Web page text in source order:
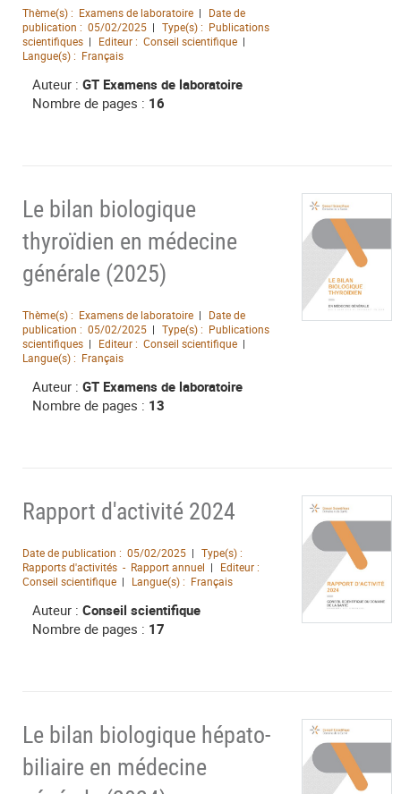
Thème(s) : Examens de laboratoire
Date de
publication : 05/02/2025 Type(s) : Publications
scientifiques
Editeur : Conseil scientifique
Langue(s) : Français
Auteur : GT Examens de laboratoire
Nombre de pages : 16
Le bilan biologique
thyroïdien en médecine
générale (2025)
Thème(s) : Examens de laboratoire
Date de
publication : 05/02/2025 Type(s) : Publications
scientifiques
Editeur : Conseil scientifique
Langue(s) : Français
Auteur : GT Examens de laboratoire
Nombre de pages : 13
Rapport d'activité 2024
Date de publication : 05/02/2025
Type(s) :
Rapports d'activités - Rapport annuel
Editeur :
Conseil scientifique
Langue(s) : Français
Auteur : Conseil scientifique
Nombre de pages : 17
Le bilan biologique hépato-
biliaire en médecine